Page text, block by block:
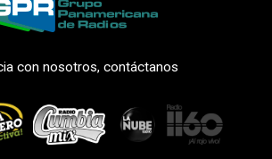
con nosotros, contáctanos